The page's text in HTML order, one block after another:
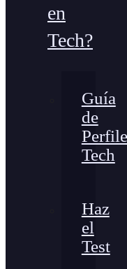
en
Tech?
Guía
de
Tech
Haz
el
Test